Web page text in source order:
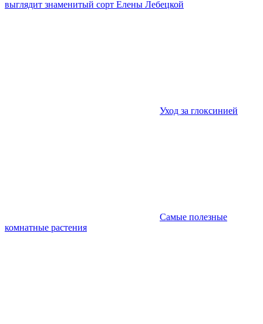
выглядит знаменитый сорт Елены Лебецкой
Уход за глоксинией
Самые полезные
комнатные растения